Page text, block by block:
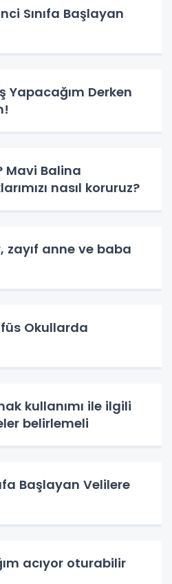
Sınıfa Başlayan
Yapacağım Derken
Mavi Balina
nasıl koruruz?
zayıf anne ve baba
Okullarda
kullanımı ile ilgili
belirlemeli
Başlayan Velilere
acıyor oturabilir